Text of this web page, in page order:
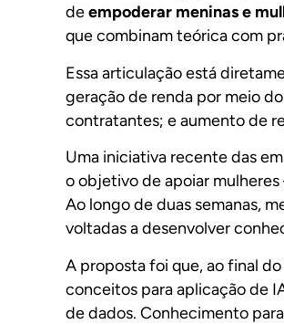
deempoderar meninas e
que combinam teórica com
Essa articulação está
geração de renda por meio
contratantes; e aumento de
Uma iniciativa recente das
o objetivo de apoiar
Ao longo de duas semanas,
voltadas a desenvolver
A proposta foi que, ao final
conceitos para aplicação de
de dados. Conhecimento